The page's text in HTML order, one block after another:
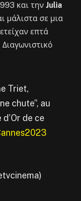
και την Julia
μάλιστα σε μια
επτά
Triet,
chute”, au
de ce